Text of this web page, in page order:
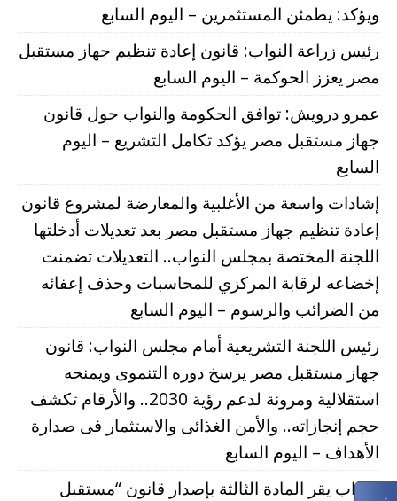
ويؤكد: يطمئن المستثمرين – اليوم السابع
رئيس زراعة النواب: قانون إعادة تنظيم جهاز مستقبل
مصر يعزز الحوكمة – اليوم السابع
عمرو درويش: توافق الحكومة والنواب حول قانون
جهاز مستقبل مصر يؤكد تكامل التشريع – اليوم
السابع
إشادات واسعة من الأغلبية والمعارضة لمشروع قانون
إعادة تنظيم جهاز مستقبل مصر بعد تعديلات أدخلتها
اللجنة المختصة بمجلس النواب.. التعديلات تضمنت
إخضاعه لرقابة المركزي للمحاسبات وحذف إعفائه
من الضرائب والرسوم – اليوم السابع
رئيس اللجنة التشريعية أمام مجلس النواب: قانون
جهاز مستقبل مصر يرسخ دوره التنموى ويمنحه
استقلالية ومرونة لدعم رؤية 2030.. والأرقام تكشف
حجم إنجازاته.. والأمن الغذائى والاستثمار فى صدارة
الأهداف – اليوم السابع
النواب يقر المادة الثالثة بإصدار قانون “مستقبل